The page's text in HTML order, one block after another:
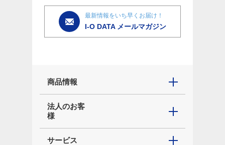
最新情報をいち早くお届け！
I-O DATA メールマガジン
商品情報
法人のお客
様
サービス